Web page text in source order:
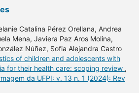
Catalina Pérez Orellana, Andrea
Mena, Javiera Paz Aros Molina,
Núñez, Sofia Alejandra Castro
of children and adolescents with
for their health care: scoping review ,
da UFPI: v. 13 n. 1 (2024): Rev